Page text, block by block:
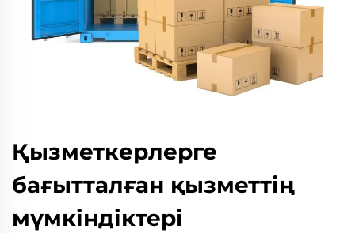
Қызметкерлерге
бағытталған қызметтің
мүмкіндіктері